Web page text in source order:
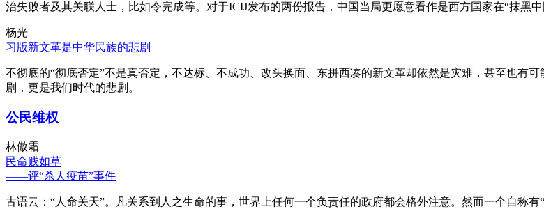
治失败者及其关联人士，比如令完成等。对于ICIJ发布的两份报告，中国当局更愿意看作是西方国家在“抹黑中
杨光
习版新文革是中华民族的悲剧
不彻底的“彻底否定”不是真否定，不达标、不成功、改头换面、东拼西凑的新文革却依然是灾难，甚至也有
剧，更是我们时代的悲剧。
公民维权
林傲霜
民命贱如草
——评“杀人疫苗”事件
古语云：“人命关天”。凡关系到人之生命的事，世界上任何一个负责任的政府都会格外注意。然而一个自称